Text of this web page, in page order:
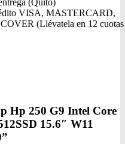
(Quito)
VISA, MASTERCARD,
(Llévatela en 12 cuotas
Hp 250 G9 Intel Core
15.6″ W11